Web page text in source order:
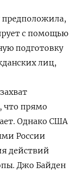
с помощью
подготовку
лиц,
что прямо
Однако США
России
действий
Джо Байден